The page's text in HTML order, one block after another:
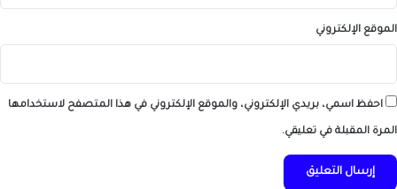
الموقع الإلكتروني
احفظ اسمي، بريدي الإلكتروني، والموقع الإلكتروني في هذا المتصفح لاستخدامها
المرة المقبلة في تعليقي.